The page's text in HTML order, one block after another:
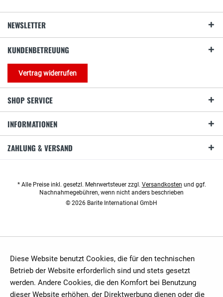
NEWSLETTER
KUNDENBETREUUNG
Vertrag widerrufen
SHOP SERVICE
INFORMATIONEN
ZAHLUNG & VERSAND
* Alle Preise inkl. gesetzl. Mehrwertsteuer zzgl. Versandkosten und ggf.
Nachnahmegebühren, wenn nicht anders beschrieben
© 2026 Barite International GmbH
Diese Website benutzt Cookies, die für den technischen
Betrieb der Website erforderlich sind und stets gesetzt
werden. Andere Cookies, die den Komfort bei Benutzung
dieser Website erhöhen, der Direktwerbung dienen oder die